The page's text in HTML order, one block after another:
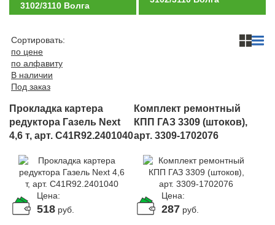
3102/3110 Волга
Сортировать:
по цене
по алфавиту
В наличии
Под заказ
Прокладка картера
редуктора Газель Next
4,6 т, арт. C41R92.2401040
Цена:
518 руб.
Комплект ремонтный
КПП ГАЗ 3309 (штоков),
арт. 3309-1702076
Цена:
287 руб.